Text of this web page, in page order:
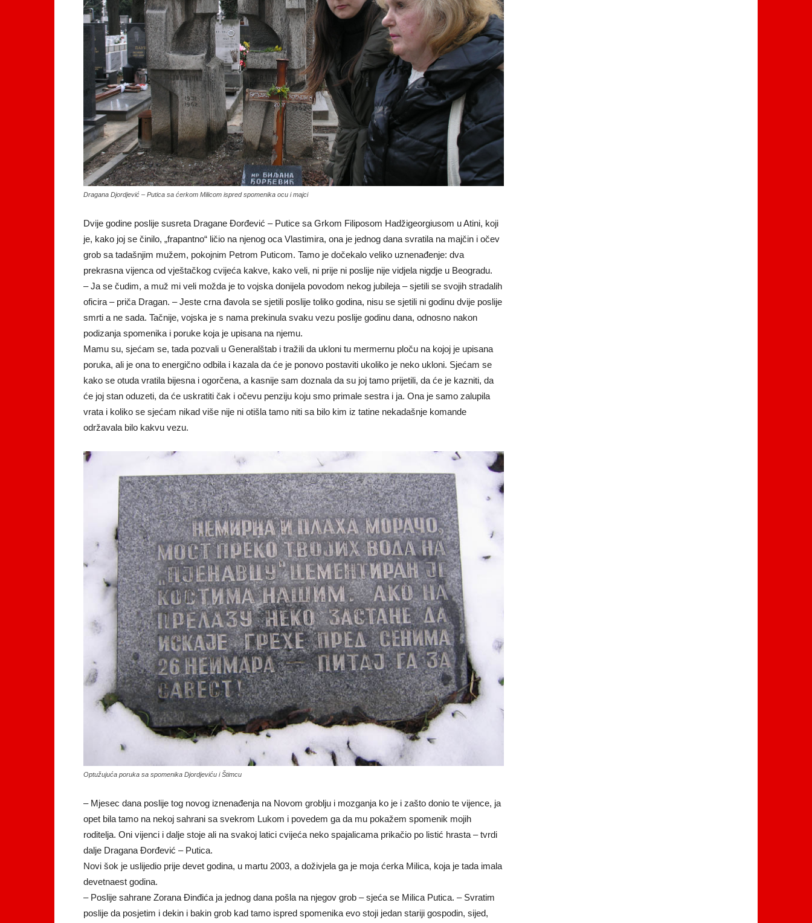
Dragana Djordjević – Putica sa ćerkom Milicom ispred spomenika ocu i majci
Dvije godine poslije susreta Dragane Đorđević – Putice sa Grkom Filiposom Hadžigeorgiusom u Atini, koji
je, kako joj se činilo, „frapantno“ ličio na njenog oca Vlastimira, ona je jednog dana svratila na majčin i očev
grob sa tadašnjim mužem, pokojnim Petrom Puticom. Tamo je dočekalo veliko uznenađenje: dva
prekrasna vijenca od vještačkog cvijeća kakve, kako veli, ni prije ni poslije nije vidjela nigdje u Beogradu.
– Ja se čudim, a muž mi veli možda je to vojska donijela povodom nekog jubileja – sjetili se svojih stradalih
oficira – priča Dragan. – Jeste crna đavola se sjetili poslije toliko godina, nisu se sjetili ni godinu dvije poslije
smrti a ne sada. Tačnije, vojska je s nama prekinula svaku vezu poslije godinu dana, odnosno nakon
podizanja spomenika i poruke koja je upisana na njemu.
Mamu su, sjećam se, tada pozvali u Generalštab i tražili da ukloni tu mermernu ploču na kojoj je upisana
poruka, ali je ona to energično odbila i kazala da će je ponovo postaviti ukoliko je neko ukloni. Sjećam se
kako se otuda vratila bijesna i ogorčena, a kasnije sam doznala da su joj tamo prijetili, da će je kazniti, da
će joj stan oduzeti, da će uskratiti čak i očevu penziju koju smo primale sestra i ja. Ona je samo zalupila
vrata i koliko se sjećam nikad više nije ni otišla tamo niti sa bilo kim iz tatine nekadašnje komande
održavala bilo kakvu vezu.
Optužujuća poruka sa spomenika Djordjeviću i Štimcu
– Mjesec dana poslije tog novog iznenađenja na Novom groblju i mozganja ko je i zašto donio te vijence, ja
opet bila tamo na nekoj sahrani sa svekrom Lukom i povedem ga da mu pokažem spomenik mojih
roditelja. Oni vijenci i dalje stoje ali na svakoj latici cvijeća neko spajalicama prikačio po listić hrasta – tvrdi
dalje Dragana Đorđević – Putica.
Novi šok je uslijedio prije devet godina, u martu 2003, a doživjela ga je moja ćerka Milica, koja je tada imala
devetnaest godina.
– Poslije sahrane Zorana Đinđića ja jednog dana pošla na njegov grob – sjeća se Milica Putica. – Svratim
poslije da posjetim i dekin i bakin grob kad tamo ispred spomenika evo stoji jedan stariji gospodin, sijed,